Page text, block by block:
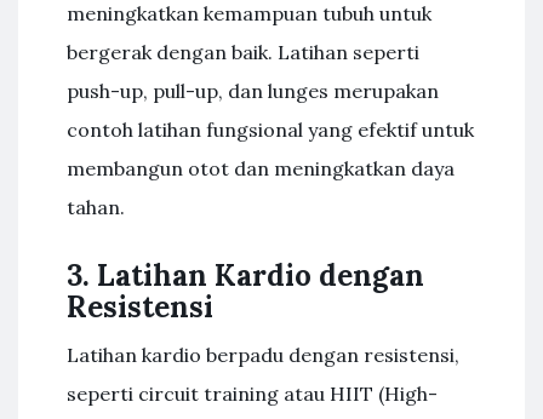
meningkatkan kemampuan tubuh untuk
bergerak dengan baik. Latihan seperti
push-up, pull-up, dan lunges merupakan
contoh latihan fungsional yang efektif untuk
membangun otot dan meningkatkan daya
tahan.
3. Latihan Kardio dengan
Resistensi
Latihan kardio berpadu dengan resistensi,
seperti circuit training atau HIIT (High-